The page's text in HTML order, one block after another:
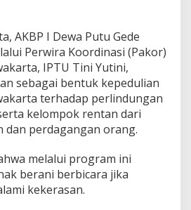
AKBP I Dewa Putu Gede
Perwira Koordinasi (Pakor)
IPTU Tini Yutini,
sebagai bentuk kepedulian
terhadap perlindungan
kelompok rentan dari
dan perdagangan orang.
melalui program ini
berani berbicara jika
kekerasan.